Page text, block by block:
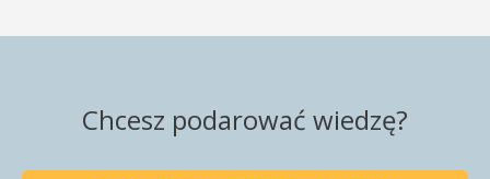
Chcesz podarować wiedzę?